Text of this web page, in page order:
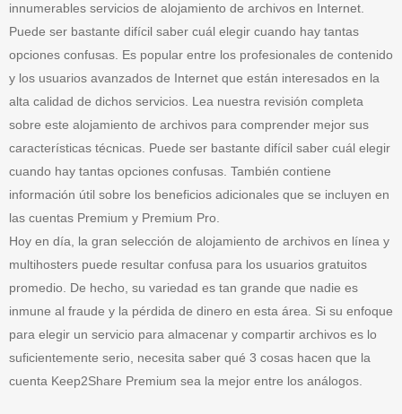
innumerables servicios de alojamiento de archivos en Internet.
Puede ser bastante difícil saber cuál elegir cuando hay tantas
opciones confusas. Es popular entre los profesionales de contenido
y los usuarios avanzados de Internet que están interesados en la
alta calidad de dichos servicios. Lea nuestra revisión completa
sobre este alojamiento de archivos para comprender mejor sus
características técnicas. Puede ser bastante difícil saber cuál elegir
cuando hay tantas opciones confusas. También contiene
información útil sobre los beneficios adicionales que se incluyen en
las cuentas Premium y Premium Pro.
Hoy en día, la gran selección de alojamiento de archivos en línea y
multihosters puede resultar confusa para los usuarios gratuitos
promedio. De hecho, su variedad es tan grande que nadie es
inmune al fraude y la pérdida de dinero en esta área. Si su enfoque
para elegir un servicio para almacenar y compartir archivos es lo
suficientemente serio, necesita saber qué 3 cosas hacen que la
cuenta Keep2Share Premium sea la mejor entre los análogos.